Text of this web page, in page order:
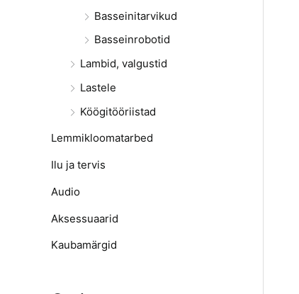
Basseinitarvikud
Basseinrobotid
Lambid, valgustid
Lastele
Köögitööriistad
Lemmikloomatarbed
Ilu ja tervis
Audio
Aksessuaarid
Kaubamärgid